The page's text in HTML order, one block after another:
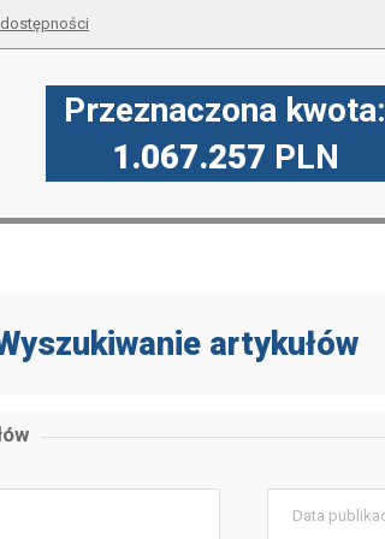
Przeznaczona kwota:
1.067.257 PLN
artykułów